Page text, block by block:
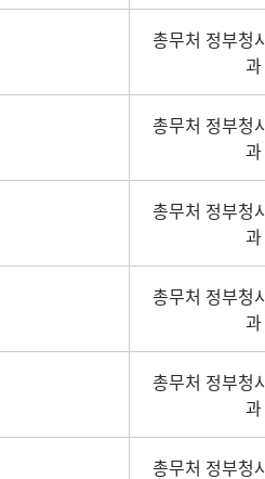
총무처 정부청
과
총무처 정부청
과
총무처 정부청
과
총무처 정부청
과
총무처 정부청
과
총무처 정부청